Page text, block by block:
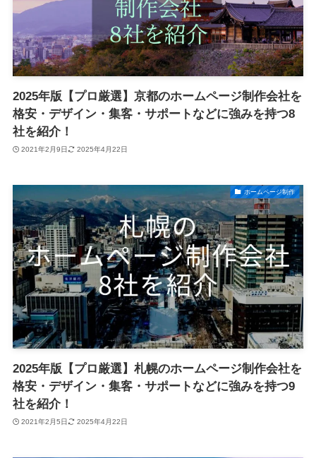
2025年版【プロ厳選】京都のホームページ制作会社を
格安・デザイン・集客・サポートなどに強みを持つ8
社を紹介！
2021年2月9日 2025年4月22日
ホームページ制作
2025年版【プロ厳選】札幌のホームページ制作会社を
格安・デザイン・集客・サポートなどに強みを持つ9
社を紹介！
2021年2月5日 2025年4月22日